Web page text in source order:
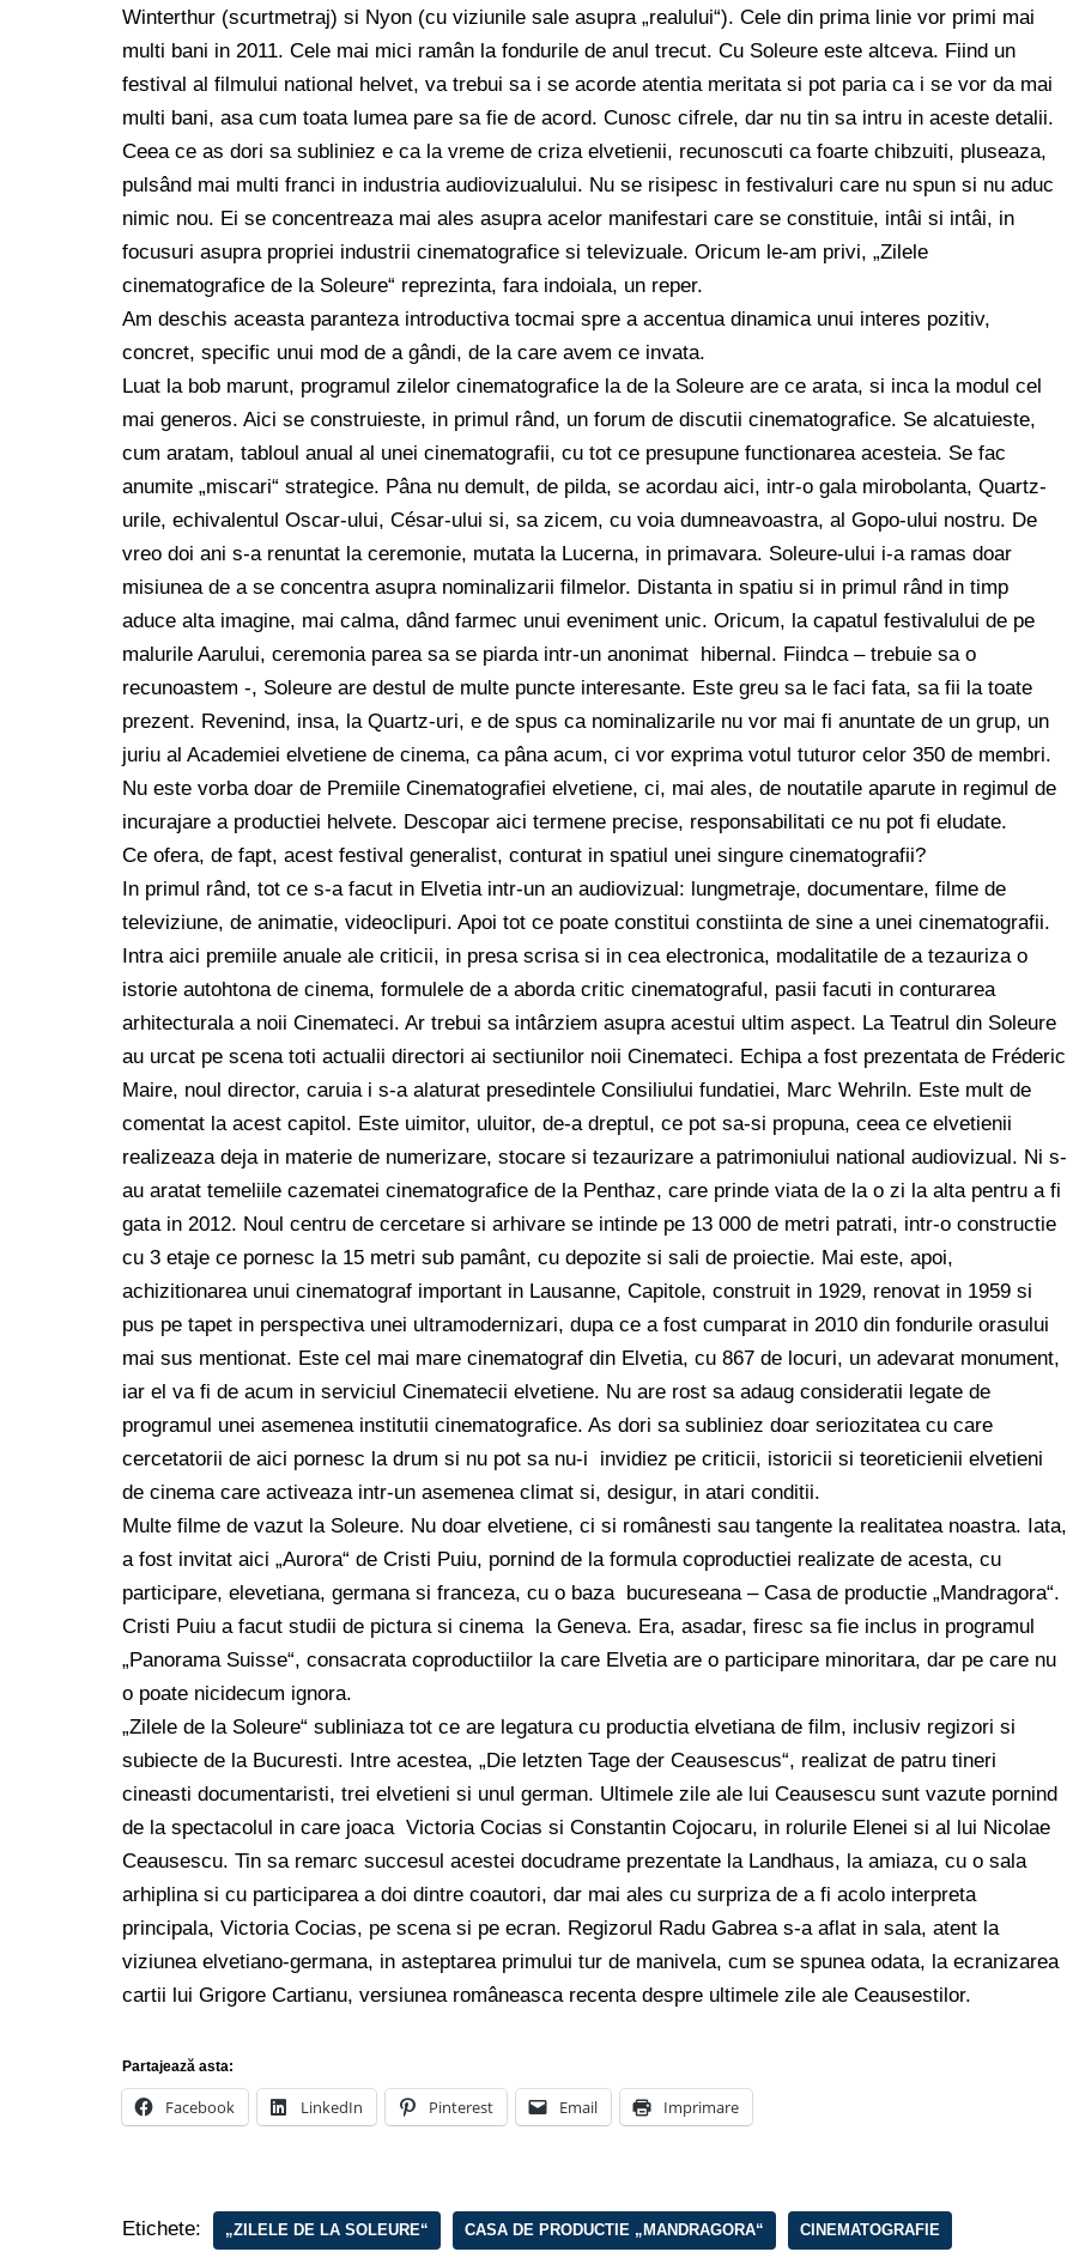
Winterthur (scurtmetraj) si Nyon (cu viziunile sale asupra „realului“). Cele din prima linie vor primi mai
multi bani in 2011. Cele mai mici ramân la fondurile de anul trecut. Cu Soleure este altceva. Fiind un
festival al filmului national helvet, va trebui sa i se acorde atentia meritata si pot paria ca i se vor da mai
multi bani, asa cum toata lumea pare sa fie de acord. Cunosc cifrele, dar nu tin sa intru in aceste detalii.
Ceea ce as dori sa subliniez e ca la vreme de criza elvetienii, recunoscuti ca foarte chibzuiti, pluseaza,
pulsând mai multi franci in industria audiovizualului. Nu se risipesc in festivaluri care nu spun si nu aduc
nimic nou. Ei se concentreaza mai ales asupra acelor manifestari care se constituie, intâi si intâi, in
focusuri asupra propriei industrii cinematografice si televizuale. Oricum le-am privi, „Zilele
cinematografice de la Soleure“ reprezinta, fara indoiala, un reper.
Am deschis aceasta paranteza introductiva tocmai spre a accentua dinamica unui interes pozitiv,
concret, specific unui mod de a gândi, de la care avem ce invata.
Luat la bob marunt, programul zilelor cinematografice la de la Soleure are ce arata, si inca la modul cel
mai generos. Aici se construieste, in primul rând, un forum de discutii cinematografice. Se alcatuieste,
cum aratam, tabloul anual al unei cinematografii, cu tot ce presupune functionarea acesteia. Se fac
anumite „miscari“ strategice. Pâna nu demult, de pilda, se acordau aici, intr-o gala mirobolanta, Quartz-
urile, echivalentul Oscar-ului, César-ului si, sa zicem, cu voia dumneavoastra, al Gopo-ului nostru. De
vreo doi ani s-a renuntat la ceremonie, mutata la Lucerna, in primavara. Soleure-ului i-a ramas doar
misiunea de a se concentra asupra nominalizarii filmelor. Distanta in spatiu si in primul rând in timp
aduce alta imagine, mai calma, dând farmec unui eveniment unic. Oricum, la capatul festivalului de pe
malurile Aarului, ceremonia parea sa se piarda intr-un anonimat hibernal. Fiindca – trebuie sa o
recunoastem -, Soleure are destul de multe puncte interesante. Este greu sa le faci fata, sa fii la toate
prezent. Revenind, insa, la Quartz-uri, e de spus ca nominalizarile nu vor mai fi anuntate de un grup, un
juriu al Academiei elvetiene de cinema, ca pâna acum, ci vor exprima votul tuturor celor 350 de membri.
Nu este vorba doar de Premiile Cinematografiei elvetiene, ci, mai ales, de noutatile aparute in regimul de
incurajare a productiei helvete. Descopar aici termene precise, responsabilitati ce nu pot fi eludate.
Ce ofera, de fapt, acest festival generalist, conturat in spatiul unei singure cinematografii?
In primul rând, tot ce s-a facut in Elvetia intr-un an audiovizual: lungmetraje, documentare, filme de
televiziune, de animatie, videoclipuri. Apoi tot ce poate constitui constiinta de sine a unei cinematografii.
Intra aici premiile anuale ale criticii, in presa scrisa si in cea electronica, modalitatile de a tezauriza o
istorie autohtona de cinema, formulele de a aborda critic cinematograful, pasii facuti in conturarea
arhitecturala a noii Cinemateci. Ar trebui sa intârziem asupra acestui ultim aspect. La Teatrul din Soleure
au urcat pe scena toti actualii directori ai sectiunilor noii Cinemateci. Echipa a fost prezentata de Fréderic
Maire, noul director, caruia i s-a alaturat presedintele Consiliului fundatiei, Marc Wehriln. Este mult de
comentat la acest capitol. Este uimitor, uluitor, de-a dreptul, ce pot sa-si propuna, ceea ce elvetienii
realizeaza deja in materie de numerizare, stocare si tezaurizare a patrimoniului national audiovizual. Ni s-
au aratat temeliile cazematei cinematografice de la Penthaz, care prinde viata de la o zi la alta pentru a fi
gata in 2012. Noul centru de cercetare si arhivare se intinde pe 13 000 de metri patrati, intr-o constructie
cu 3 etaje ce pornesc la 15 metri sub pamânt, cu depozite si sali de proiectie. Mai este, apoi,
achizitionarea unui cinematograf important in Lausanne, Capitole, construit in 1929, renovat in 1959 si
pus pe tapet in perspectiva unei ultramodernizari, dupa ce a fost cumparat in 2010 din fondurile orasului
mai sus mentionat. Este cel mai mare cinematograf din Elvetia, cu 867 de locuri, un adevarat monument,
iar el va fi de acum in serviciul Cinematecii elvetiene. Nu are rost sa adaug consideratii legate de
programul unei asemenea institutii cinematografice. As dori sa subliniez doar seriozitatea cu care
cercetatorii de aici pornesc la drum si nu pot sa nu-i invidiez pe criticii, istoricii si teoreticienii elvetieni
de cinema care activeaza intr-un asemenea climat si, desigur, in atari conditii.
Multe filme de vazut la Soleure. Nu doar elvetiene, ci si românesti sau tangente la realitatea noastra. Iata,
a fost invitat aici „Aurora“ de Cristi Puiu, pornind de la formula coproductiei realizate de acesta, cu
participare, elevetiana, germana si franceza, cu o baza bucureseana – Casa de productie „Mandragora“.
Cristi Puiu a facut studii de pictura si cinema la Geneva. Era, asadar, firesc sa fie inclus in programul
„Panorama Suisse“, consacrata coproductiilor la care Elvetia are o participare minoritara, dar pe care nu
o poate nicidecum ignora.
„Zilele de la Soleure“ subliniaza tot ce are legatura cu productia elvetiana de film, inclusiv regizori si
subiecte de la Bucuresti. Intre acestea, „Die letzten Tage der Ceausescus“, realizat de patru tineri
cineasti documentaristi, trei elvetieni si unul german. Ultimele zile ale lui Ceausescu sunt vazute pornind
de la spectacolul in care joaca Victoria Cocias si Constantin Cojocaru, in rolurile Elenei si al lui Nicolae
Ceausescu. Tin sa remarc succesul acestei docudrame prezentate la Landhaus, la amiaza, cu o sala
arhiplina si cu participarea a doi dintre coautori, dar mai ales cu surpriza de a fi acolo interpreta
principala, Victoria Cocias, pe scena si pe ecran. Regizorul Radu Gabrea s-a aflat in sala, atent la
viziunea elvetiano-germana, in asteptarea primului tur de manivela, cum se spunea odata, la ecranizarea
cartii lui Grigore Cartianu, versiunea româneasca recenta despre ultimele zile ale Ceausestilor.
Partajează asta:
Facebook LinkedIn Pinterest Email Imprimare
Etichete: „ZILELE DE LA SOLEURE“ CASA DE PRODUCTIE „MANDRAGORA“ CINEMATOGRAFIE